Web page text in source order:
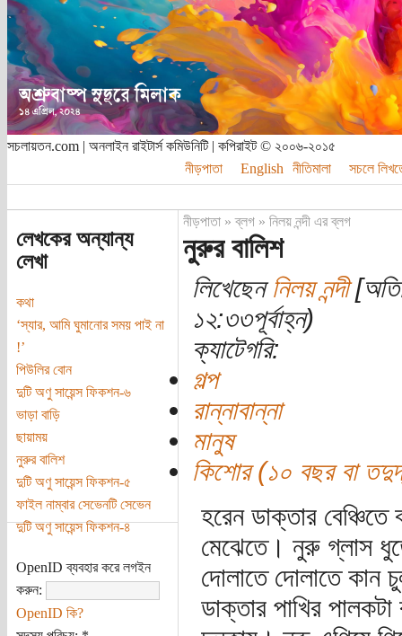
সচলায়তন.com | অনলাইন রাইটার্স কমিউনিটি | কপিরাইট © ২০০৬-২০১৫
নীড়পাতা
English নীতিমালা সচলে
লেখকের অন্যান্য
লেখা
কথা
‘স্যার, আমি ঘুমানোর সময় পাই না
!’
পিউলির বোন
দুটি অণু সায়েন্স ফিকশন-৬
ভাড়া বাড়ি
ছায়াময়
নুরুর বালিশ
দুটি অণু সায়েন্স ফিকশন-৫
ফাইল নাম্বার সেভেনটি সেভেন
দুটি অণু সায়েন্স ফিকশন-৪
OpenID ব্যবহার করে লগইন
করুন:
OpenID কি?
নীড়পাতা»ব্লগ» নিলয় নন্দী এর ব্লগ
নুরুর বালিশ
লিখেছেননিলয় নন্দী
১২:৩৩পূর্বাহ্ন)
ক্যাটেগরি:
গল্প
রান্নাবান্না
মানুষ
কিশোর (১০ বছর বা
হরেন ডাক্তার
মেঝেতে। নুরু গ্লাস
দোলাতে দোলাতে কান
ডাক্তার পাখির